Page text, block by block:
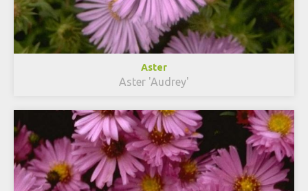
Aster
Aster 'Audrey'